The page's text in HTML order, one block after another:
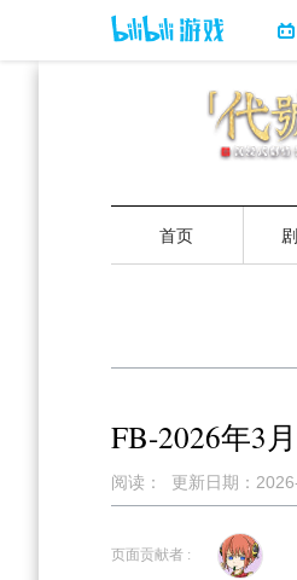
首页
FB-2026年3
阅读： 更新日期：
到
到
页面贡献者 :